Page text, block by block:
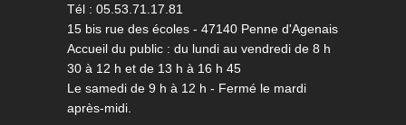
Tél : 05.53.71.17.81
15 bis rue des écoles - 47140 Penne d'Agenais
Accueil du public : du lundi au vendredi de 8 h
30 à 12 h et de 13 h à 16 h 45
Le samedi de 9 h à 12 h - Fermé le mardi
après-midi.